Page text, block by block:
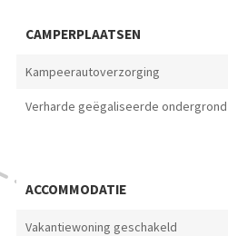
CAMPERPLAATSEN
Kampeerautoverzorging
Verharde geëgaliseerde ondergrond
ACCOMMODATIE
Vakantiewoning geschakeld